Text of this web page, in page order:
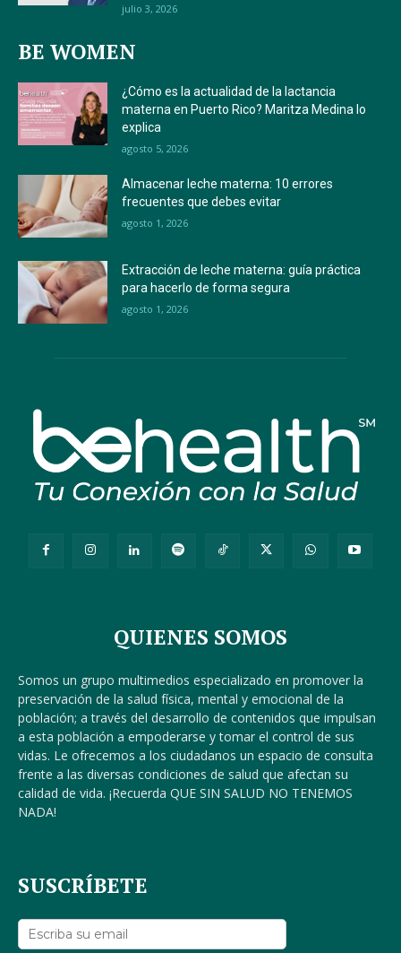
julio 3, 2026
BE WOMEN
¿Cómo es la actualidad de la lactancia
materna en Puerto Rico? Maritza Medina lo
explica
agosto 5, 2026
Almacenar leche materna: 10 errores
frecuentes que debes evitar
agosto 1, 2026
Extracción de leche materna: guía práctica
para hacerlo de forma segura
agosto 1, 2026
QUIENES SOMOS
Somos un grupo multimedios especializado en promover la
preservación de la salud física, mental y emocional de la
población; a través del desarrollo de contenidos que impulsan
a esta población a empoderarse y tomar el control de sus
vidas. Le ofrecemos a los ciudadanos un espacio de consulta
frente a las diversas condiciones de salud que afectan su
calidad de vida. ¡Recuerda QUE SIN SALUD NO TENEMOS
NADA!
SUSCRÍBETE